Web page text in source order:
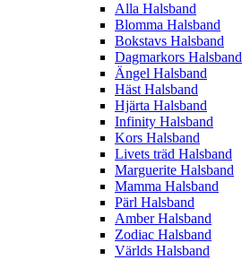
Alla Halsband
Blomma Halsband
Bokstavs Halsband
Dagmarkors Halsband
Ängel Halsband
Häst Halsband
Hjärta Halsband
Infinity Halsband
Kors Halsband
Livets träd Halsband
Marguerite Halsband
Mamma Halsband
Pärl Halsband
Amber Halsband
Zodiac Halsband
Världs Halsband